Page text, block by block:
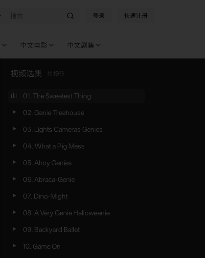
登录 快速注册
中文电影 中文剧集
视频选集 共 19 节
01. The Sweetest Thing
02. Genie Treehouse
03. Lights Cameras Genies
04. What a Pig Mess
05. Ahoy Genies
06. Abraca-Genie
07. Dino-Might
08. A Very Genie Halloweenie
09. Backyard Ballet
10. Game On